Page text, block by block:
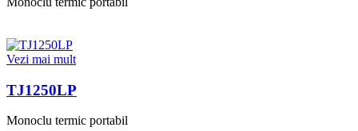
Vezi mai mult
TJ1250LP
Monoclu termic portabil